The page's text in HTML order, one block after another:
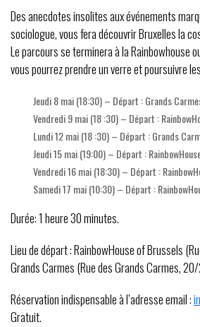
Des anecdotes insolites aux événements
sociologue, vous fera découvrir Bruxelles la
Le parcours se terminera à la Rainbowhouse
vous pourrez prendre un verre et poursuivre
Jeudi 8 mai (18:30) – Départ : Grands
Vendredi 9 mai (18 :30) – Départ :
Lundi 12 mai (18 :30) – Départ : Grands
Jeudi 15 mai (19:00) – Départ :
Vendredi 16 mai (18:30) – Départ :
Samedi 17 mai (10:30) – Départ :
Durée: 1 heure 30 minutes.
Lieu de départ : RainbowHouse of Brussels
Grands Carmes (Rue des Grands Carmes,
Réservation indispensable à l’adresse email :
Gratuit.